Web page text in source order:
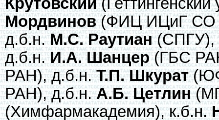
Мордвинов(ФИЦ ИЦиГ СО
д.б.н.М.С. Раутиан(СПГУ),
д.б.н.И.А. Шанцер(ГБС
РАН), д.б.н.Т.П. Шкурат
РАН), д.б.н.А.Б. Цетлин
(Химфармакадемия), к.б.н.